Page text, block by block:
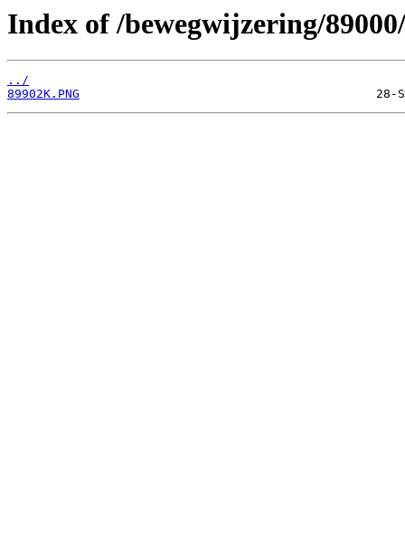
Index of /bewegwijzering/
../
89902K.PNG